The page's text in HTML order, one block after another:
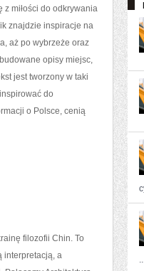
z miłości do odkrywania
znajdzie inspiracje na
aż po wybrzeże oraz
opisy miejsc,
jest tworzony w taki
do
o Polsce, cenią
filozofii Chin. To
interpretacją, a